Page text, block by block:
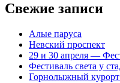
Свежие записи
Алые паруса
Невский проспект
29 и 30 апреля —
Фестиваль света у
Горнолыжный